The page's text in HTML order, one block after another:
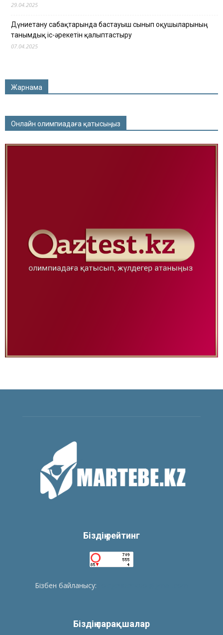
29.04.2025
Дүниетану сабақтарында бастауыш сынып оқушыларының
танымдық іс-әрекетін қалыптастыру
07.04.2025
Жарнама
Онлайн олимпиадаға қатысыңыз
Біздің рейтинг
Бізбен байланысу:
Біздің парақшалар